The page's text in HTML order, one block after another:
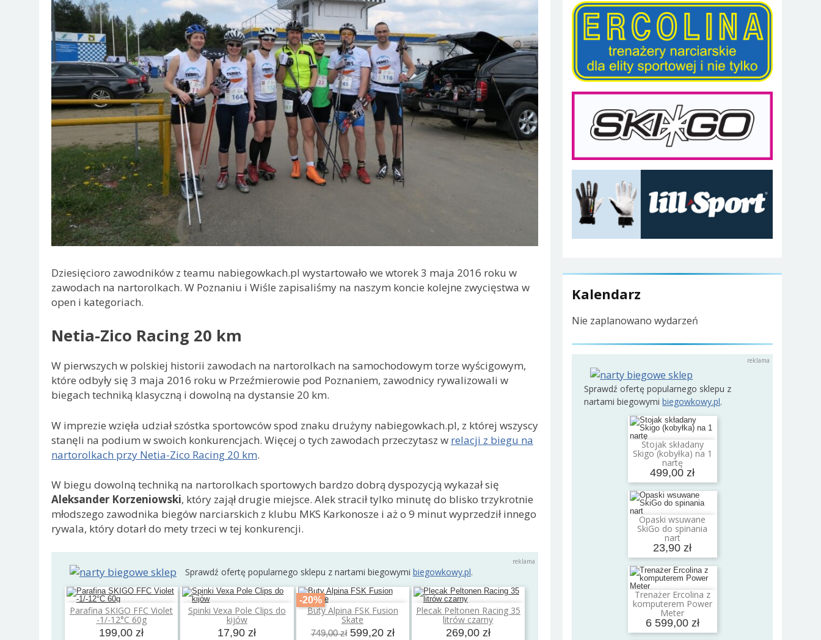
Dziesięcioro zawodników z teamu nabiegowkach.pl wystartowało we wtorek 3 maja 2016 roku w
zawodach na nartorolkach. W Poznaniu i Wiśle zapisaliśmy na naszym koncie kolejne zwycięstwa w
open i kategoriach.
Netia-Zico Racing 20 km
W pierwszych w polskiej historii zawodach na nartorolkach na samochodowym torze wyścigowym,
które odbyły się 3 maja 2016 roku w Przeźmierowie pod Poznaniem, zawodnicy rywalizowali w
biegach techniką klasyczną i dowolną na dystansie 20 km.
W imprezie wzięła udział szóstka sportowców spod znaku drużyny nabiegowkach.pl, z której wszyscy
stanęli na podium w swoich konkurencjach. Więcej o tych zawodach przeczytasz w relacji z biegu na
nartorolkach przy Netia-Zico Racing 20 km.
W biegu dowolną techniką na nartorolkach sportowych bardzo dobrą dyspozycją wykazał się
Aleksander Korzeniowski, który zajął drugie miejsce. Alek stracił tylko minutę do blisko trzykrotnie
młodszego zawodnika biegów narciarskich z klubu MKS Karkonosze i aż o 9 minut wyprzedził innego
rywala, który dotarł do mety trzeci w tej konkurencji.
Sprawdź ofertę popularnego sklepu z nartami biegowymi biegowkowy.pl.
Parafina SKIGO FFC Violet
-1/-12°C 60g
199,00 zł
Dodaj do koszyka Spinki Vexa Pole Clips do
kijów
17,90 zł
Dodaj do koszyka
-20%
Buty Alpina FSK Fusion
Skate
749,00 zł 599,20 zł
Dodaj do koszyka Plecak Peltonen Racing 35
litrów czarny
269,00 zł
Dodaj do koszyka
Kalendarz
Nie zaplanowano wydarzeń
Sprawdź ofertę popularnego sklepu z
nartami biegowymibiegowkowy.pl.
Stojak składany
Skigo (kobyłka) na 1
nartę
499,00 zł
Dodaj do koszyka
Opaski wsuwane
SkiGo do spinania
nart
23,90 zł
Dodaj do koszyka
Trenażer Ercolina z
komputerem Power
Meter
6 599,00 zł
Dodaj do koszyka